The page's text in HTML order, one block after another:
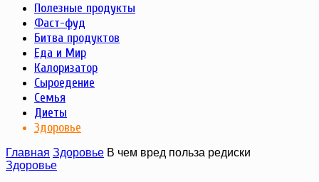
Полезные продукты
Фаст-фуд
Битва продуктов
Еда и Мир
Калоризатор
Сыроедение
Семья
Диеты
Здоровье
Главная Здоровье В чем вред польза редиски
Здоровье